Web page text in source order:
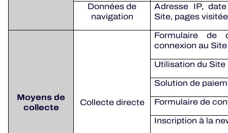
Données de
navigation
Adresse IP,
Site, pages
Moyens de
collecte
Collecte directe
Formulaire de
connexion au Site
Utilisation du Site
Solution de
Formulaire de
Inscription à la